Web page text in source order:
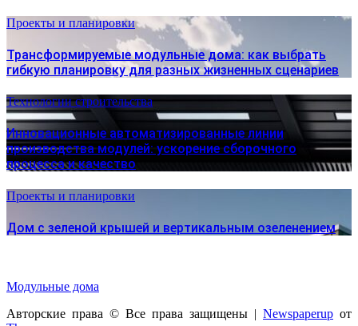
Проекты и планировки
Трансформируемые модульные дома: как выбрать
гибкую планировку для разных жизненных сценариев
Технологии строительства
Инновационные автоматизированные линии
производства модулей: ускорение сборочного
процесса и качество
Проекты и планировки
Дом с зеленой крышей и вертикальным озеленением
Модульные дома
Авторские права © Все права защищены | Newspaperup от